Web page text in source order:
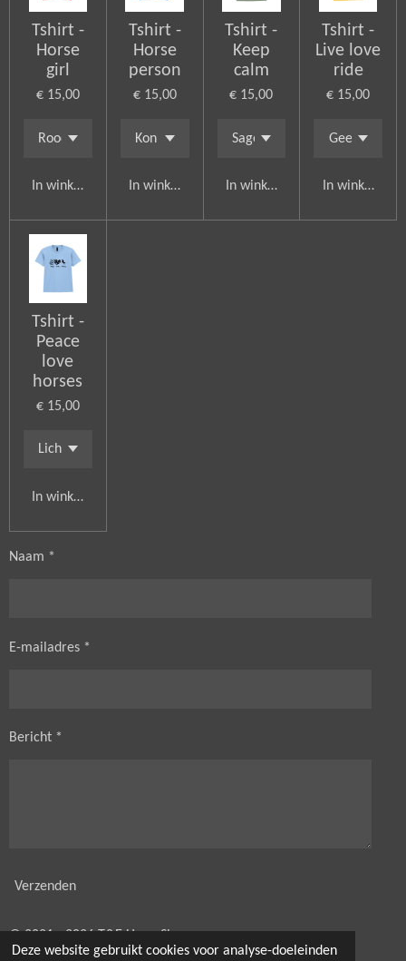
Deze website gebruikt cookies voor analyse-doeleinden
Tshirt -
Horse
girl
€ 15,00
In winkelwagen
Tshirt -
Horse
person
€ 15,00
In winkelwagen
Tshirt -
Keep
calm
€ 15,00
In winkelwagen
Tshirt -
Live love
ride
€ 15,00
In
Tshirt -
Peace
love
horses
€ 15,00
In winkelwagen
Naam *
E-mailadres *
Bericht *
Verzenden
© 2021 - 2026 T&E HorseShop
Powered byJouwWeb